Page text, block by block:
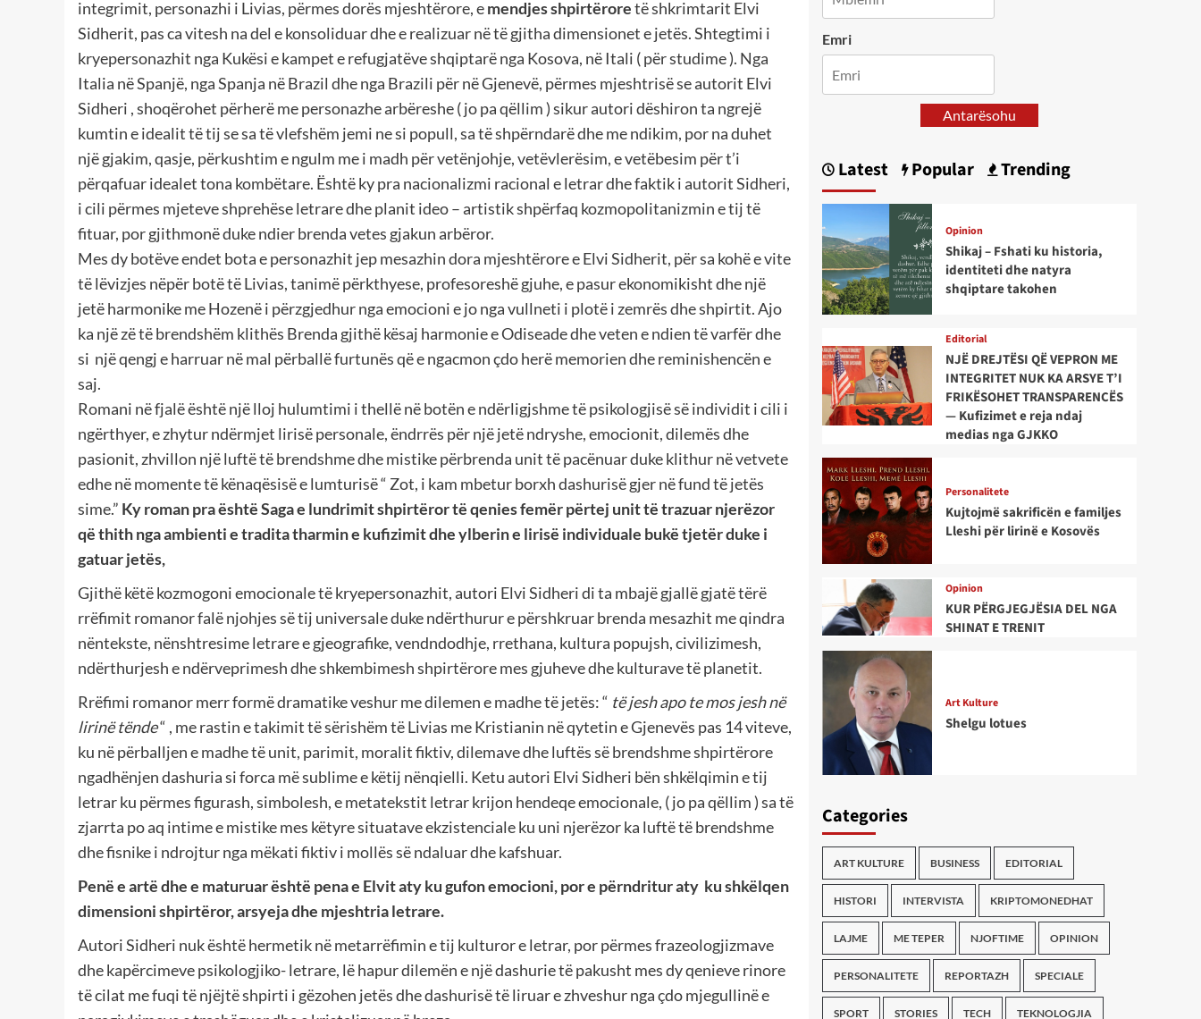
integrimit, personazhi i Livias, përmes dorës mjeshtërore, emendjes shpirtëroretë shkrimtarit Elvi
Sidherit, pas ca vitesh na del e konsoliduar dhe e realizuar në të gjitha dimensionet e jetës. Shtegtimi i
kryepersonazhit nga Kukësi e kampet e refugjatëve shqiptarë nga Kosova, në Itali ( për studime ). Nga
Italia në Spanjë, nga Spanja në Brazil dhe nga Brazili për në Gjenevë, përmes mjeshtrisë se autorit Elvi
Sidheri , shoqërohet përherë me personazhe arbëreshe ( jo pa qëllim ) sikur autori dëshiron ta ngrejë
kumtin e idealit të tij se sa të vlefshëm jemi ne si popull, sa të shpërndarë dhe me ndikim, por na duhet
një gjakim, qasje, përkushtim e ngulm me i madh për vetënjohje, vetëvlerësim, e vetëbesim për t’i
përqafuar idealet tona kombëtare. Është ky pra nacionalizmi racional e letrar dhe faktik i autorit Sidheri,
i cili përmes mjeteve shprehëse letrare dhe planit ideo – artistik shpërfaq kozmopolitanizmin e tij të
fituar, por gjithmonë duke ndier brenda vetes gjakun arbëror.
Mes dy botëve endet bota e personazhit jep mesazhin dora mjeshtërore e Elvi Sidherit, për sa kohë e vite
të lëvizjes nëpër botë të Livias, tanimë përkthyese, profesoreshë gjuhe, e pasur ekonomikisht dhe një
jetë harmonike me Hozenë i përzgjedhur nga emocioni e jo nga vullneti i plotë i zemrës dhe shpirtit. Ajo
ka një zë të brendshëm klithës Brenda gjithë kësaj harmonie e Odiseade dhe veten e ndien të varfër dhe
si një qengj e harruar në mal përballë furtunës që e ngacmon çdo herë memorien dhe reminishencën e
saj.
Romani në fjalë është një lloj hulumtimi i thellë në botën e ndërligjshme të psikologjisë së individit i cili i
ngërthyer, e zhytur ndërmjet lirisë personale, ëndrrës për një jetë ndryshe, emocionit, dilemës dhe
pasionit, zhvillon një luftë të brendshme dhe mistike përbrenda unit të pacënuar duke klithur në vetvete
edhe në momente të kënaqësisë e lumturisë “ Zot, i kam mbetur borxh dashurisë gjer në fund të jetës
sime.” Ky roman pra është Saga e lundrimit shpirtëror të qenies femër përtej unit të trazuar njerëzor
që thith nga ambienti e tradita tharmin e kufizimit dhe ylberin e lirisë individuale bukë tjetër duke i
gatuar jetës,
Gjithë këtë kozmogoni emocionale të kryepersonazhit, autori Elvi Sidheri di ta mbajë gjallë gjatë tërë
rrëfimit romanor falë njohjes së tij universale duke ndërthurur e përshkruar brenda mesazhit me qindra
nëntekste, nënshtresime letrare e gjeografike, vendndodhje, rrethana, kultura popujsh, civilizimesh,
ndërthurjesh e ndërveprimesh dhe shkembimesh shpirtërore mes gjuheve dhe kulturave të planetit.
Rrëfimi romanor merr formë dramatike veshur me dilemen e madhe të jetës: “ të jesh apo te mos jesh në
lirinë tënde“ , me rastin e takimit të sërishëm të Livias me Kristianin në qytetin e Gjenevës pas 14 viteve,
ku në përballjen e madhe të unit, parimit, moralit fiktiv, dilemave dhe luftës së brendshme shpirtërore
ngadhënjen dashuria si forca më sublime e këtij nënqielli. Ketu autori Elvi Sidheri bën shkëlqimin e tij
letrar ku përmes figurash, simbolesh, e metatekstit letrar krijon hendeqe emocionale, ( jo pa qëllim ) sa të
zjarrta po aq intime e mistike mes këtyre situatave ekzistenciale ku uni njerëzor ka luftë të brendshme
dhe fisnike i ndrojtur nga mëkati fiktiv i mollës së ndaluar dhe kafshuar.
Penë e artë dhe e maturuar është pena e Elvit aty ku gufon emocioni, por e përndritur aty ku shkëlqen
dimensioni shpirtëror, arsyeja dhe mjeshtria letrare.
Autori Sidheri nuk është hermetik në metarrëfimin e tij kulturor e letrar, por përmes frazeologjizmave
dhe kapërcimeve psikologjiko- letrare, lë hapur dilemën e një dashurie të pakusht mes dy qenieve rinore
të cilat me fuqi të njëjtë shpirti i gëzohen jetës dhe dashurisë të liruar e zhveshur nga çdo mjegullinë e
Emri
Antarësohu
Latest Popular Trending
Opinion
Shikaj – Fshati ku historia,
identiteti dhe natyra
shqiptare takohen
Editorial
NJË DREJTËSI QË VEPRON ME
INTEGRITET NUK KA ARSYE T’I
FRIKËSOHET TRANSPARENCËS
— Kufizimet e reja ndaj
medias nga GJKKO
Personalitete
Kujtojmë sakrificën e familjes
Lleshi për lirinë e Kosovës
Opinion
KUR PËRGJEGJËSIA DEL NGA
SHINAT E TRENIT
Art Kulture
Shelgu lotues
Categories
ART KULTURE BUSINESS EDITORIAL
HISTORI INTERVISTA KRIPTOMONEDHAT
LAJME ME TEPER NJOFTIME OPINION
PERSONALITETE REPORTAZH SPECIALE
SPORT STORIES TECH TEKNOLOGJIA